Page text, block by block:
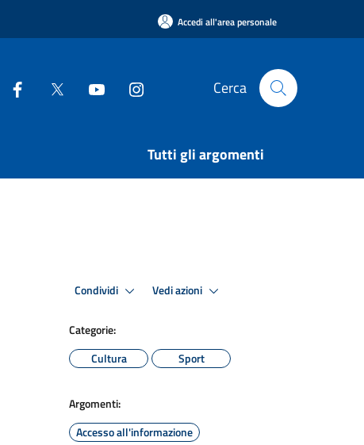
Accedi all'area personale
Cerca
Tutti gli argomenti
Condividi Vedi azioni
Categorie:
Cultura
Sport
Argomenti:
Accesso all'informazione